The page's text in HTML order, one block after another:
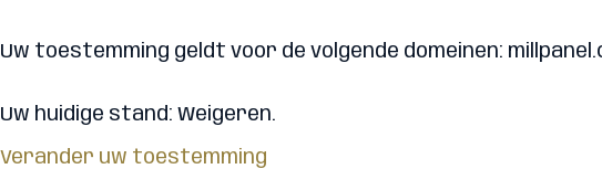
Uw toestemming geldt voor de volgende domeinen:
Uw huidige stand: Weigeren.
Verander uw toestemming